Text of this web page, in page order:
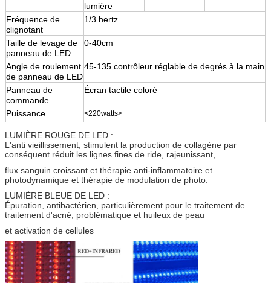
lumière
Fréquence de
clignotant
1/3 hertz
Taille de levage de
panneau de LED
0-40cm
Angle de roulement
de panneau de LED
45-135 contrôleur réglable de degrés à la main
Panneau de
commande
Écran tactile coloré
Puissance <220watts>
puissance
LUMIÈRE ROUGE DE LED :
L'anti vieillissement, stimulent la production de collagène par
conséquent réduit les lignes fines de ride, rajeunissant,
flux sanguin croissant et thérapie anti-inflammatoire et
photodynamique et thérapie de modulation de photo.
LUMIÈRE BLEUE DE LED :
Épuration, antibactérien, particulièrement pour le traitement de
traitement d'acné, problématique et huileux de peau
et activation de cellules